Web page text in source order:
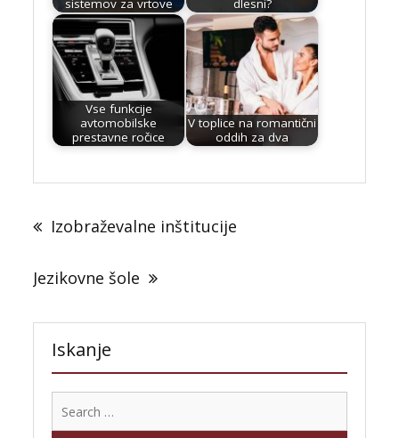
sistemov za vrtove
dlesni?
Vse funkcije
avtomobilske
prestavne ročice
V toplice na romantični
oddih za dva
navigation
Izobraževalne inštitucije
Jezikovne šole
Iskanje